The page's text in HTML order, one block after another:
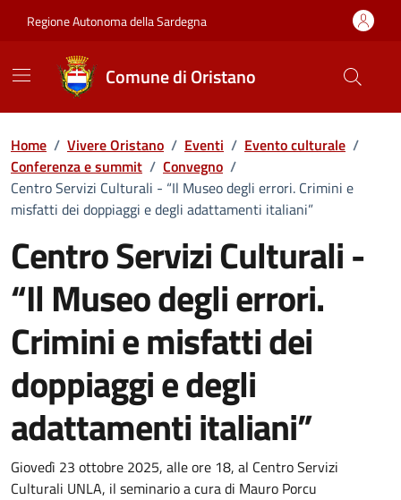
Regione Autonoma della Sardegna
Comune di Oristano
Home / Vivere Oristano / Eventi / Evento culturale /
Conferenza e summit / Convegno /
Centro Servizi Culturali - “Il Museo degli errori. Crimini e
misfatti dei doppiaggi e degli adattamenti italiani”
Centro Servizi Culturali -
“Il Museo degli errori.
Crimini e misfatti dei
doppiaggi e degli
adattamenti italiani”
Dettaglio dell'evento
Giovedì 23 ottobre 2025, alle ore 18, al Centro Servizi
Culturali UNLA, il seminario a cura di Mauro Porcu